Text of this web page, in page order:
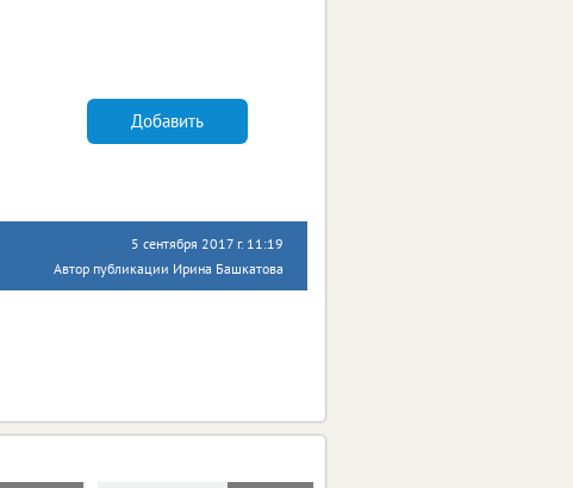
Добавить
5 сентября 2017 г. 11:19
Автор публикации Ирина Башкатова